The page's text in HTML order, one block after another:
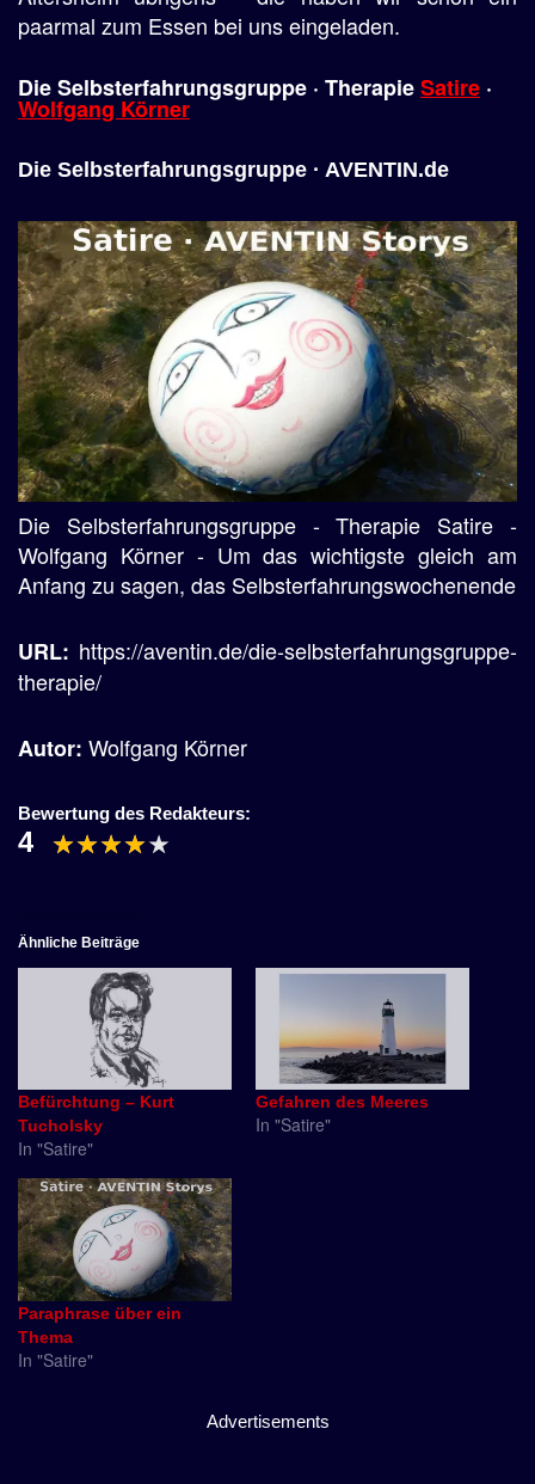
paarmal zum Essen bei uns eingeladen.
Die Selbsterfahrungsgruppe · TherapieSatire ·
Wolfgang Körner
Die Selbsterfahrungsgruppe · AVENTIN.de
Die Selbsterfahrungsgruppe - Therapie Satire -
Wolfgang Körner - Um das wichtigste gleich am
Anfang zu sagen, das Selbsterfahrungswochenende
URL: https://aventin.de/die-selbsterfahrungsgruppe-
therapie/
Autor: Wolfgang Körner
Bewertung des Redakteurs:
4
Ähnliche Beiträge
Befürchtung – Kurt
Tucholsky
In "Satire"
Gefahren des Meeres
In "Satire"
Paraphrase über ein
Thema
In "Satire"
Advertisements